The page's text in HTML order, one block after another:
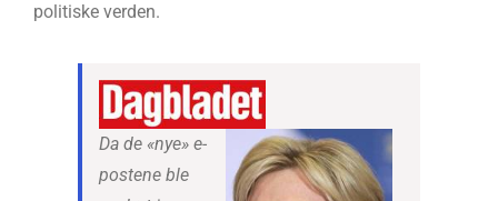
politiske verden.
Da de «nye» e-
postene ble